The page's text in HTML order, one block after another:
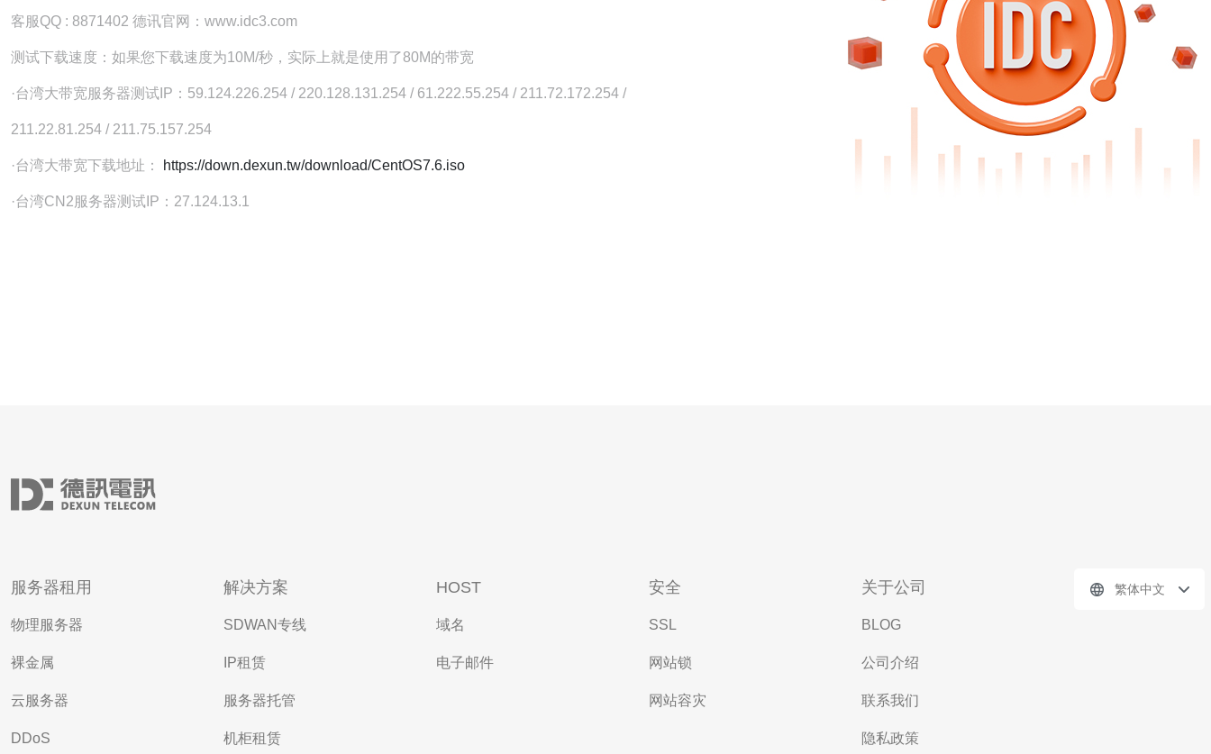
客服QQ : 8871402 德讯官网：www.idc3.com
测试下载速度：如果您下载速度为10M/秒，实际上就是使用了80M的带宽
·台湾大带宽服务器测试IP：59.124.226.254 / 220.128.131.254 / 61.222.55.254 / 211.72.172.254 /
211.22.81.254 / 211.75.157.254
·台湾大带宽下载地址： https://down.dexun.tw/download/CentOS7.6.iso
·台湾CN2服务器测试IP：27.124.13.1
服务器租用
物理服务器
裸金属
云服务器
DDoS
解决方案
SDWAN专线
IP租赁
服务器托管
机柜租赁
HOST
域名
电子邮件
安全
SSL
网站锁
网站容灾
关于公司
BLOG
公司介绍
联系我们
隐私政策
繁体中文